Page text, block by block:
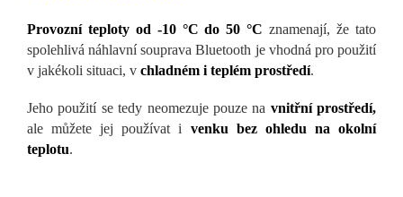
Provozní teploty od -10 °C do 50 °Cznamenají, že tato
spolehlivá náhlavní souprava Bluetooth je vhodná pro použití
v jakékoli situaci, v chladném i teplém prostředí.
Jeho použití se tedy neomezuje pouze na vnitřní prostředí,
ale můžete jej používat i venku bez ohledu na okolní
teplotu.